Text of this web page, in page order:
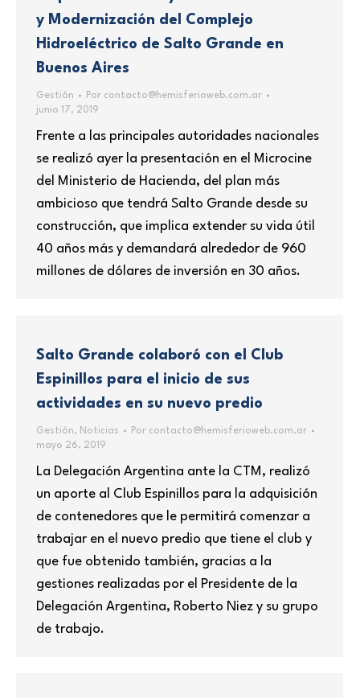
y Modernización del Complejo
Hidroeléctrico de Salto Grande en
Buenos Aires
Gestión Por contacto@hemisferioweb.com.ar
junio 17, 2019
Frente a las principales autoridades nacionales
se realizó ayer la presentación en el Microcine
del Ministerio de Hacienda, del plan más
ambicioso que tendrá Salto Grande desde su
construcción, que implica extender su vida útil
40 años más y demandará alrededor de 960
millones de dólares de inversión en 30 años.
Salto Grande colaboró con el Club
Espinillos para el inicio de sus
actividades en su nuevo predio
Gestión, Noticias Por contacto@hemisferioweb.com.ar
mayo 26, 2019
La Delegación Argentina ante la CTM, realizó
un aporte al Club Espinillos para la adquisición
de contenedores que le permitirá comenzar a
trabajar en el nuevo predio que tiene el club y
que fue obtenido también, gracias a la
gestiones realizadas por el Presidente de la
Delegación Argentina, Roberto Niez y su grupo
de trabajo.